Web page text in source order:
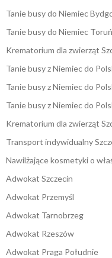
Tanie busy do Niemiec
Tanie busy do Niemiec Toruń
Krematorium dla zwierząt
Tanie busy z Niemiec do
Tanie busy z Niemiec do
Tanie busy z Niemiec do
Krematorium dla zwierząt
Transport indywidualny
Nawilżające kosmetyki o
Adwokat Szczecin
Adwokat Przemyśl
Adwokat Tarnobrzeg
Adwokat Rzeszów
Adwokat Praga Południe